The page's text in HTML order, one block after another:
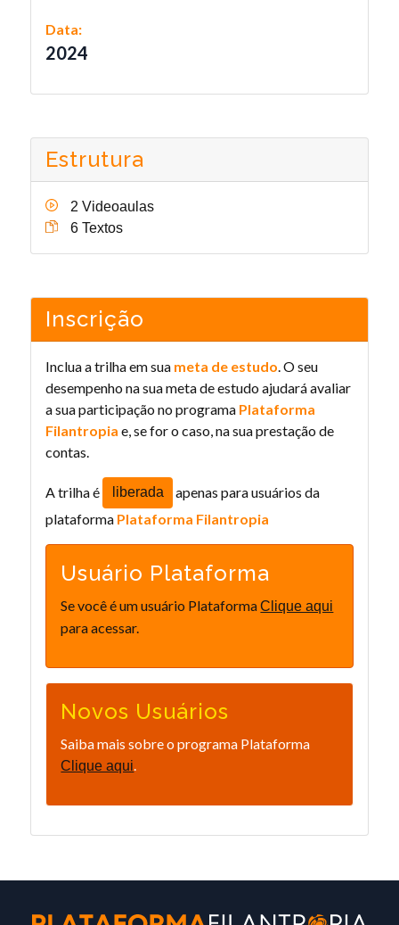
Data:
2024
Estrutura
2 Videoaulas
6 Textos
Inscrição
Inclua a trilha em sua meta de estudo. O seu
desempenho na sua meta de estudo ajudará avaliar
a sua participação no programa Plataforma
Filantropia e, se for o caso, na sua prestação de
contas.
A trilha é liberada
apenas para usuários da
plataforma Plataforma Filantropia
Usuário Plataforma
Se você é um usuário PlataformaClique aqui
para acessar.
Novos Usuários
Saiba mais sobre o programa Plataforma
Clique aqui.